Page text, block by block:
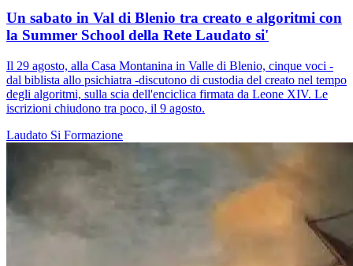
Un sabato in Val di Blenio tra creato e algoritmi con
la Summer School della Rete Laudato si'
Il 29 agosto, alla Casa Montanina in Valle di Blenio, cinque voci -
dal biblista allo psichiatra -discutono di custodia del creato nel tempo
degli algoritmi, sulla scia dell'enciclica firmata da Leone XIV. Le
iscrizioni chiudono tra poco, il 9 agosto.
Laudato Si Formazione